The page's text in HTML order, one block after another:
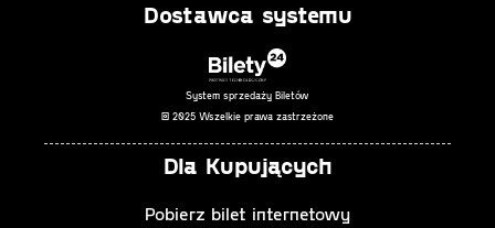
Dostawca systemu
System sprzedaży Biletów
© 2025 Wszelkie prawa zastrzeżone
Dla Kupujących
Pobierz bilet internetowy